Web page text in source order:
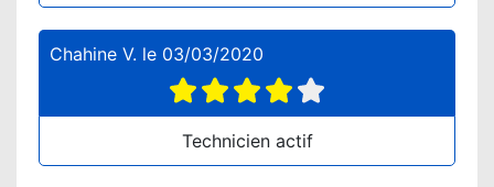
Chahine V. le 03/03/2020
Technicien actif